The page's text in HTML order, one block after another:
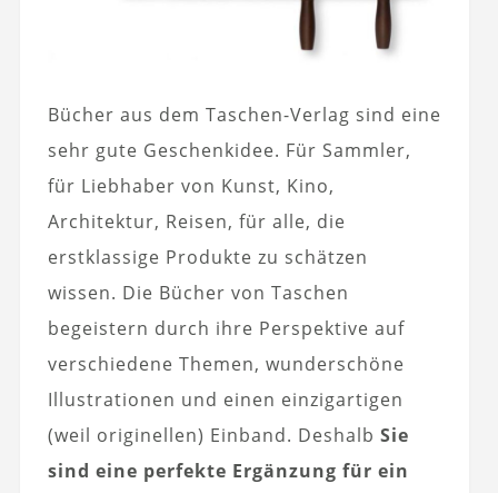
Bücher aus dem Taschen-Verlag sind eine
sehr gute Geschenkidee. Für Sammler,
für Liebhaber von Kunst, Kino,
Architektur, Reisen, für alle, die
erstklassige Produkte zu schätzen
wissen. Die Bücher von Taschen
begeistern durch ihre Perspektive auf
verschiedene Themen, wunderschöne
Illustrationen und einen einzigartigen
(weil originellen) Einband. Deshalb Sie
sind eine perfekte Ergänzung für ein